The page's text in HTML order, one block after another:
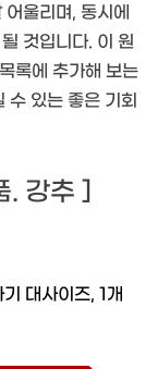
울리며, 동시에
것입니다. 이 원
록에 추가해 보는
수 있는 좋은 기회
. 강추 ]
대사이즈, 1개